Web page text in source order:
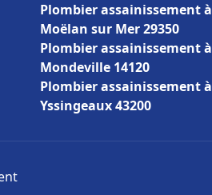
Plombier assainissement à
Moëlan sur Mer 29350
Plombier assainissement à
Mondeville 14120
Plombier assainissement à
Yssingeaux 43200